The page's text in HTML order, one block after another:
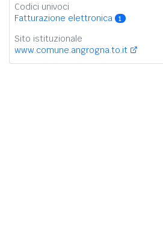
Codici univoci
Fatturazione elettronica
1
Sito istituzionale
www.comune.angrogna.to.it